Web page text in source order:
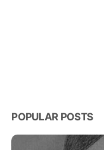
POPULAR POSTS